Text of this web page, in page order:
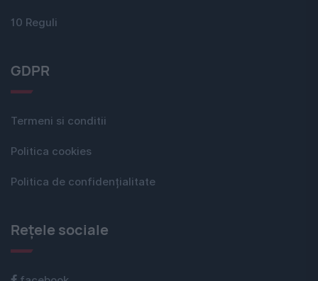
10 Reguli
GDPR
Termeni si conditii
Politica cookies
Politica de confidențialitate
Rețele sociale